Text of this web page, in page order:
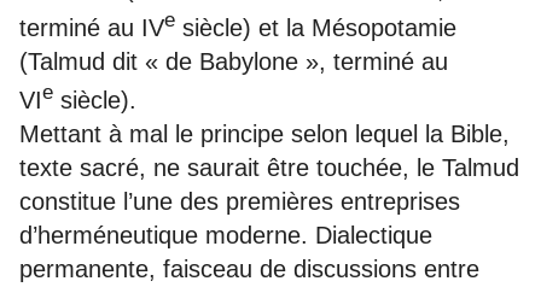
terminé au IVe siècle) et la Mésopotamie
(Talmud dit « de Babylone », terminé au
VIe siècle).
Mettant à mal le principe selon lequel la Bible,
texte sacré, ne saurait être touchée, le Talmud
constitue l’une des premières entreprises
d’herméneutique moderne. Dialectique
permanente, faisceau de discussions entre